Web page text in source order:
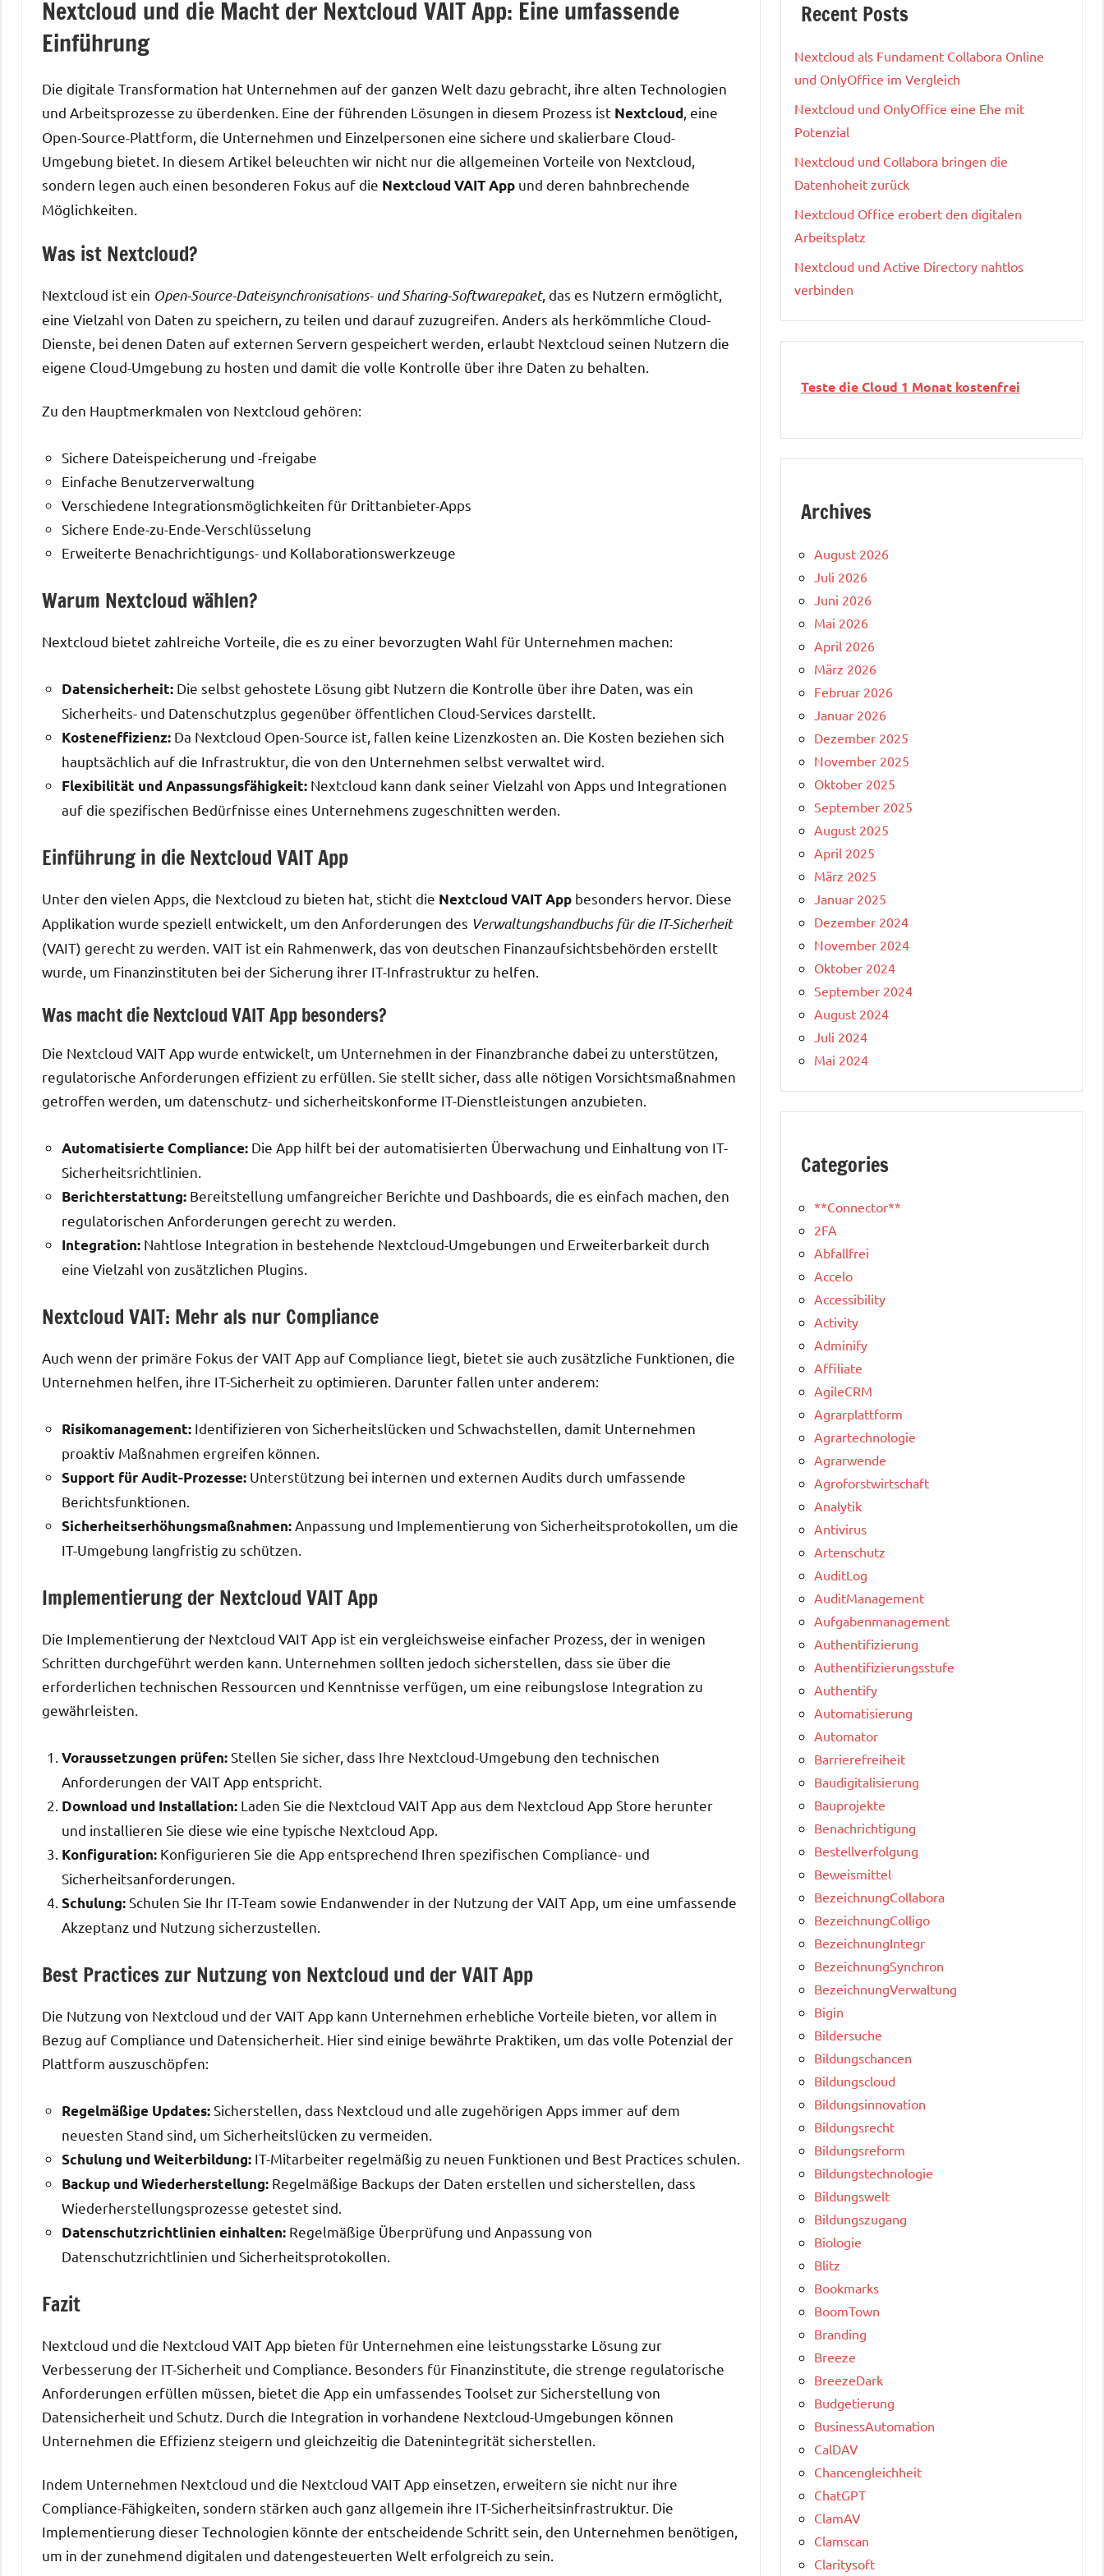
Nextcloud und die Macht der Nextcloud VAIT App: Eine umfassende
Einführung
Die digitale Transformation hat Unternehmen auf der ganzen Welt dazu gebracht, ihre alten Technologien
und Arbeitsprozesse zu überdenken. Eine der führenden Lösungen in diesem Prozess ist Nextcloud , eine
Open-Source-Plattform, die Unternehmen und Einzelpersonen eine sichere und skalierbare Cloud-
Umgebung bietet. In diesem Artikel beleuchten wir nicht nur die allgemeinen Vorteile von Nextcloud,
sondern legen auch einen besonderen Fokus auf die Nextcloud VAIT App und deren bahnbrechende
Möglichkeiten.
Was ist Nextcloud?
Nextcloud ist ein Open-Source-Dateisynchronisations- und Sharing-Softwarepaket, das es Nutzern ermöglicht,
eine Vielzahl von Daten zu speichern, zu teilen und darauf zuzugreifen. Anders als herkömmliche Cloud-
Dienste, bei denen Daten auf externen Servern gespeichert werden, erlaubt Nextcloud seinen Nutzern die
eigene Cloud-Umgebung zu hosten und damit die volle Kontrolle über ihre Daten zu behalten.
Zu den Hauptmerkmalen von Nextcloud gehören:
Sichere Dateispeicherung und -freigabe
Einfache Benutzerverwaltung
Verschiedene Integrationsmöglichkeiten für Drittanbieter-Apps
Sichere Ende-zu-Ende-Verschlüsselung
Erweiterte Benachrichtigungs- und Kollaborationswerkzeuge
Warum Nextcloud wählen?
Nextcloud bietet zahlreiche Vorteile, die es zu einer bevorzugten Wahl für Unternehmen machen:
Datensicherheit: Die selbst gehostete Lösung gibt Nutzern die Kontrolle über ihre Daten, was ein
Sicherheits- und Datenschutzplus gegenüber öffentlichen Cloud-Services darstellt.
Kosteneffizienz: Da Nextcloud Open-Source ist, fallen keine Lizenzkosten an. Die Kosten beziehen sich
hauptsächlich auf die Infrastruktur, die von den Unternehmen selbst verwaltet wird.
Flexibilität und Anpassungsfähigkeit: Nextcloud kann dank seiner Vielzahl von Apps und Integrationen
auf die spezifischen Bedürfnisse eines Unternehmens zugeschnitten werden.
Einführung in die Nextcloud VAIT App
Unter den vielen Apps, die Nextcloud zu bieten hat, sticht die Nextcloud VAIT App besonders hervor. Diese
Applikation wurde speziell entwickelt, um den Anforderungen des Verwaltungshandbuchs für die IT-Sicherheit
(VAIT) gerecht zu werden. VAIT ist ein Rahmenwerk, das von deutschen Finanzaufsichtsbehörden erstellt
wurde, um Finanzinstituten bei der Sicherung ihrer IT-Infrastruktur zu helfen.
Was macht die Nextcloud VAIT App besonders?
Die Nextcloud VAIT App wurde entwickelt, um Unternehmen in der Finanzbranche dabei zu unterstützen,
regulatorische Anforderungen effizient zu erfüllen. Sie stellt sicher, dass alle nötigen Vorsichtsmaßnahmen
getroffen werden, um datenschutz- und sicherheitskonforme IT-Dienstleistungen anzubieten.
Automatisierte Compliance: Die App hilft bei der automatisierten Überwachung und Einhaltung von IT-
Sicherheitsrichtlinien.
Berichterstattung: Bereitstellung umfangreicher Berichte und Dashboards, die es einfach machen, den
regulatorischen Anforderungen gerecht zu werden.
Integration: Nahtlose Integration in bestehende Nextcloud-Umgebungen und Erweiterbarkeit durch
eine Vielzahl von zusätzlichen Plugins.
Nextcloud VAIT: Mehr als nur Compliance
Auch wenn der primäre Fokus der VAIT App auf Compliance liegt, bietet sie auch zusätzliche Funktionen, die
Unternehmen helfen, ihre IT-Sicherheit zu optimieren. Darunter fallen unter anderem:
Risikomanagement: Identifizieren von Sicherheitslücken und Schwachstellen, damit Unternehmen
proaktiv Maßnahmen ergreifen können.
Support für Audit-Prozesse: Unterstützung bei internen und externen Audits durch umfassende
Berichtsfunktionen.
Sicherheitserhöhungsmaßnahmen:Anpassung und Implementierung von Sicherheitsprotokollen, um die
IT-Umgebung langfristig zu schützen.
Implementierung der Nextcloud VAIT App
Die Implementierung der Nextcloud VAIT App ist ein vergleichsweise einfacher Prozess, der in wenigen
Schritten durchgeführt werden kann. Unternehmen sollten jedoch sicherstellen, dass sie über die
erforderlichen technischen Ressourcen und Kenntnisse verfügen, um eine reibungslose Integration zu
gewährleisten.
Voraussetzungen prüfen:Stellen Sie sicher, dass Ihre Nextcloud-Umgebung den technischen
Anforderungen der VAIT App entspricht.
Download und Installation: Laden Sie die Nextcloud VAIT App aus dem Nextcloud App Store herunter
und installieren Sie diese wie eine typische Nextcloud App.
Konfiguration: Konfigurieren Sie die App entsprechend Ihren spezifischen Compliance- und
Sicherheitsanforderungen.
Schulung:Schulen Sie Ihr IT-Team sowie Endanwender in der Nutzung der VAIT App, um eine umfassende
Akzeptanz und Nutzung sicherzustellen.
Best Practices zur Nutzung von Nextcloud und der VAIT App
Die Nutzung von Nextcloud und der VAIT App kann Unternehmen erhebliche Vorteile bieten, vor allem in
Bezug auf Compliance und Datensicherheit. Hier sind einige bewährte Praktiken, um das volle Potenzial der
Plattform auszuschöpfen:
Regelmäßige Updates:Sicherstellen, dass Nextcloud und alle zugehörigen Apps immer auf dem
neuesten Stand sind, um Sicherheitslücken zu vermeiden.
Schulung und Weiterbildung: IT-Mitarbeiter regelmäßig zu neuen Funktionen und Best Practices schulen.
Backup und Wiederherstellung: Regelmäßige Backups der Daten erstellen und sicherstellen, dass
Wiederherstellungsprozesse getestet sind.
Datenschutzrichtlinien einhalten: Regelmäßige Überprüfung und Anpassung von
Datenschutzrichtlinien und Sicherheitsprotokollen.
Fazit
Nextcloud und die Nextcloud VAIT App bieten für Unternehmen eine leistungsstarke Lösung zur
Verbesserung der IT-Sicherheit und Compliance. Besonders für Finanzinstitute, die strenge regulatorische
Anforderungen erfüllen müssen, bietet die App ein umfassendes Toolset zur Sicherstellung von
Datensicherheit und Schutz. Durch die Integration in vorhandene Nextcloud-Umgebungen können
Unternehmen die Effizienz steigern und gleichzeitig die Datenintegrität sicherstellen.
Indem Unternehmen Nextcloud und die Nextcloud VAIT App einsetzen, erweitern sie nicht nur ihre
Compliance-Fähigkeiten, sondern stärken auch ganz allgemein ihre IT-Sicherheitsinfrastruktur. Die
Implementierung dieser Technologien könnte der entscheidende Schritt sein, den Unternehmen benötigen,
um in der zunehmend digitalen und datengesteuerten Welt erfolgreich zu sein.
Recent Posts
Nextcloud als Fundament Collabora Online
und OnlyOffice im Vergleich
Nextcloud und OnlyOffice eine Ehe mit
Potenzial
Nextcloud und Collabora bringen die
Datenhoheit zurück
Nextcloud Office erobert den digitalen
Arbeitsplatz
Nextcloud und Active Directory nahtlos
verbinden
Teste die Cloud 1 Monat kostenfrei
Archives
August 2026
Juli 2026
Juni 2026
Mai 2026
April 2026
März 2026
Februar 2026
Januar 2026
Dezember 2025
November 2025
Oktober 2025
September 2025
August 2025
April 2025
März 2025
Januar 2025
Dezember 2024
November 2024
Oktober 2024
September 2024
August 2024
Juli 2024
Mai 2024
Categories
**Connector**
2FA
Abfallfrei
Accelo
Accessibility
Activity
Adminify
Affiliate
AgileCRM
Agrarplattform
Agrartechnologie
Agrarwende
Agroforstwirtschaft
Analytik
Antivirus
Artenschutz
AuditLog
AuditManagement
Aufgabenmanagement
Authentifizierung
Authentifizierungsstufe
Authentify
Automatisierung
Automator
Barrierefreiheit
Baudigitalisierung
Bauprojekte
Benachrichtigung
Bestellverfolgung
Beweismittel
BezeichnungCollabora
BezeichnungColligo
BezeichnungIntegr
BezeichnungSynchron
BezeichnungVerwaltung
Bigin
Bildersuche
Bildungschancen
Bildungscloud
Bildungsinnovation
Bildungsrecht
Bildungsreform
Bildungstechnologie
Bildungswelt
Bildungszugang
Biologie
Blitz
Bookmarks
BoomTown
Branding
Breeze
BreezeDark
Budgetierung
BusinessAutomation
CalDAV
Chancengleichheit
ChatGPT
ClamAV
Clamscan
Claritysoft